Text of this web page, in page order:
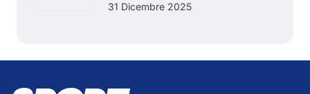
31 Dicembre 2025